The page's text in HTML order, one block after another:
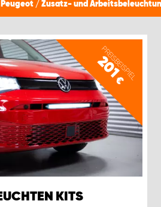
/ Zusatz- und
PREISBEISPIEL
201
€
KITS